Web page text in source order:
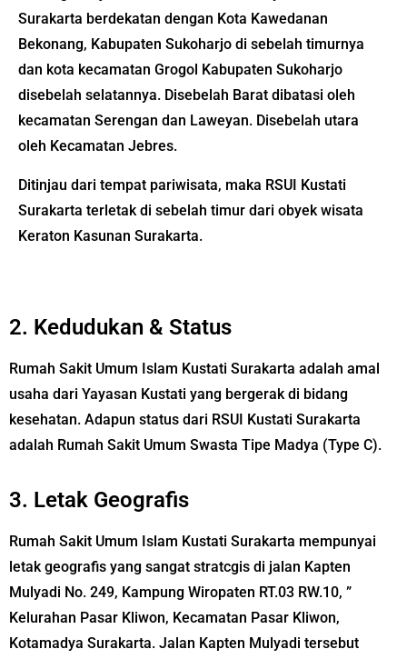
Surakarta berdekatan dengan Kota Kawedanan
Bekonang, Kabupaten Sukoharjo di sebelah timurnya
dan kota kecamatan Grogol Kabupaten Sukoharjo
disebelah selatannya. Disebelah Barat dibatasi oleh
kecamatan Serengan dan Laweyan. Disebelah utara
oleh Kecamatan Jebres.
Ditinjau dari tempat pariwisata, maka RSUI Kustati
Surakarta terletak di sebelah timur dari obyek wisata
Keraton Kasunan Surakarta.
2. Kedudukan & Status
Rumah Sakit Umum Islam Kustati Surakarta adalah amal
usaha dari Yayasan Kustati yang bergerak di bidang
kesehatan. Adapun status dari RSUI Kustati Surakarta
adalah Rumah Sakit Umum Swasta Tipe Madya (Type C).
3. Letak Geografis
Rumah Sakit Umum Islam Kustati Surakarta mempunyai
letak geografis yang sangat stratcgis di jalan Kapten
Mulyadi No. 249, Kampung Wiropaten RT.03 RW.10, ”
Kelurahan Pasar Kliwon, Kecamatan Pasar Kliwon,
Kotamadya Surakarta. Jalan Kapten Mulyadi tersebut